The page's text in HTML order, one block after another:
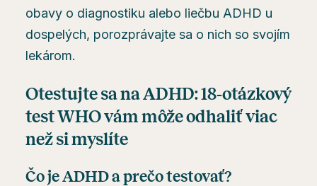
obavy o diagnostiku alebo liečbu ADHD u
dospelých, porozprávajte sa o nich so svojím
lekárom.
Otestujte sa na ADHD: 18‑otázkový
test WHO vám môže odhaliť viac
než si myslíte
Čo je ADHD a prečo testovať?